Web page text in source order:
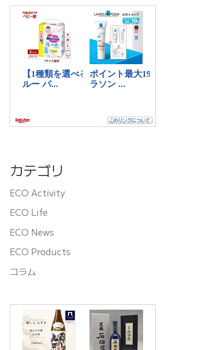
カテゴリ
ECO Activity
ECO Life
ECO News
ECO Products
コラム